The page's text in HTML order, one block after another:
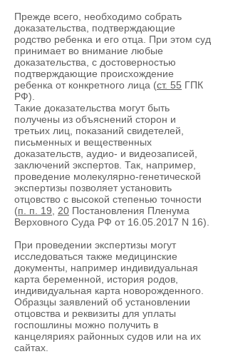
Прежде всего, необходимо собрать
доказательства, подтверждающие
родство ребенка и его отца. При этом суд
принимает во внимание любые
доказательства, с достоверностью
подтверждающие происхождение
ребенка от конкретного лица (ст. 55 ГПК
РФ).
Такие доказательства могут быть
получены из объяснений сторон и
третьих лиц, показаний свидетелей,
письменных и вещественных
доказательств, аудио- и видеозаписей,
заключений экспертов. Так, например,
проведение молекулярно-генетической
экспертизы позволяет установить
отцовство с высокой степенью точности
(п. п. 19 20 Постановления Пленума
Верховного Суда РФ от 16.05.2017 N 16).
При проведении экспертизы могут
исследоваться также медицинские
документы, например индивидуальная
карта беременной, история родов,
индивидуальная карта новорожденного.
Образцы заявлений об установлении
отцовства и реквизиты для уплаты
госпошлины можно получить в
канцеляриях районных судов или на их
сайтах.